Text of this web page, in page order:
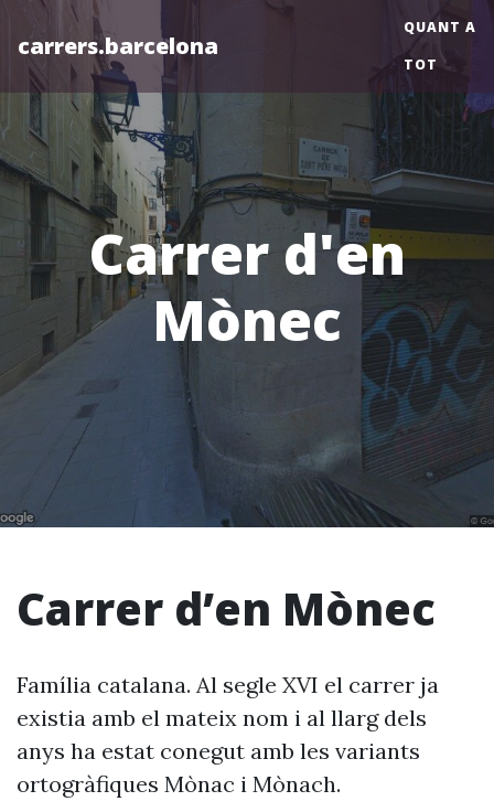
carrers.barcelona
QUANT A
TOT
Carrer d'en
Mònec
Carrer d’en Mònec
Família catalana. Al segle XVI el carrer ja
existia amb el mateix nom i al llarg dels
anys ha estat conegut amb les variants
ortogràfiques Mònac i Mònach.